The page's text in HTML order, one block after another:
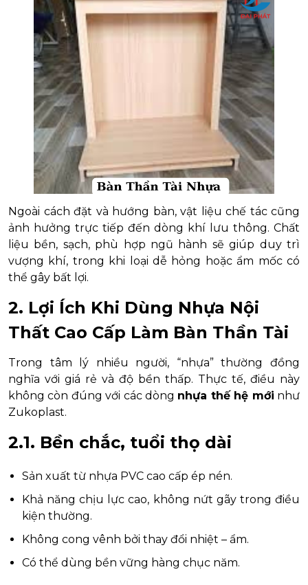
Ngoài cách đặt và hướng bàn, vật liệu chế tác cũng
ảnh hưởng trực tiếp đến dòng khí lưu thông. Chất
liệu bền, sạch, phù hợp ngũ hành sẽ giúp duy trì
vượng khí, trong khi loại dễ hỏng hoặc ẩm mốc có
thể gây bất lợi.
2. Lợi Ích Khi Dùng Nhựa Nội
Thất Cao Cấp Làm Bàn Thần Tài
Trong tâm lý nhiều người, “nhựa” thường đồng
nghĩa với giá rẻ và độ bền thấp. Thực tế, điều này
không còn đúng với các dòng nhựa thế hệ mới như
Zukoplast.
2.1. Bền chắc, tuổi thọ dài
Sản xuất từ nhựa PVC cao cấp ép nén.
Khả năng chịu lực cao, không nứt gãy trong điều
kiện thường.
Không cong vênh bởi thay đổi nhiệt – ẩm.
Có thể dùng bền vững hàng chục năm.